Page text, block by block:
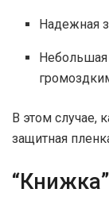
Надежная
Небольшая
В этом случае,
защитная
“Книжка”